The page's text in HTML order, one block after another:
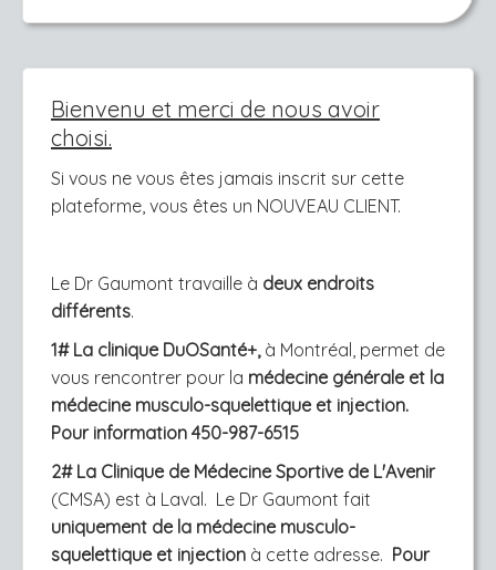
Bienvenu et merci de nous avoir
choisi.
Si vous ne vous êtes jamais inscrit sur cette
plateforme, vous êtes un NOUVEAU CLIENT.
Le Dr Gaumont travaille à deux endroits
différents.
1# La clinique DuOSanté+, à Montréal, permet de
vous rencontrer pour la médecine générale et la
médecine musculo-squelettique et injection.
Pour information 450-987-6515
2# La Clinique de Médecine Sportive de L'Avenir
(CMSA) est à Laval. Le Dr Gaumont fait
uniquement de la médecine musculo-
squelettique et injection à cette adresse. Pour